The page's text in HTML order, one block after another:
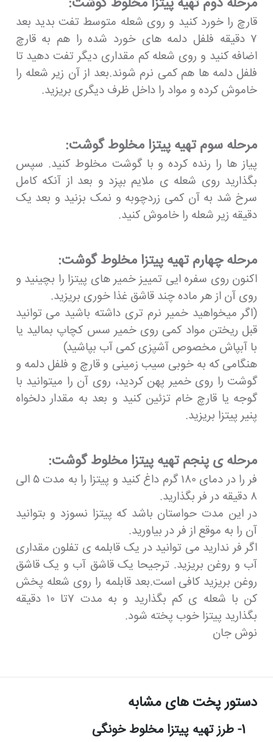
قارچ را خورد کنید و روی شعله متوسط تفت بدید بعد
۷ دقیقه فلفل دلمه های خورد شده را هم به قارچ
اضافه کنید و روی شعله کم مقداری دیگر تفت دهید تا
فلفل دلمه ها هم کمی نرم شوند.بعد از آن زیر شعله را
خاموش کرده و مواد را داخل ظرف دیگری بریزید.
مرحله سوم تهیه پیتزا مخلوط گوشت:
پیاز ها را رنده کرده و با گوشت مخلوط کنید. سپس
بگذارید روی شعله ی ملایم بپزد و بعد از آنکه کامل
سرخ شد به آن کمی زردچوبه و نمک بزنید و بعد یک
دقیقه زیر شعله را خاموش کنید.
مرحله چهارم تهیه پیتزا مخلوط گوشت:
اکنون روی سفره ایی تمییز خمیر های پیتزا را بچینید و
روی آن از هر ماده چند قاشق غذا خوری بریزید.
(اگر میخواهید خمیر نرم تری داشته باشید می توانید
قبل ریختن مواد کمی روی خمیر سس کچاپ بمالید یا
با آبپاش مخصوص آشپزی کمی آب بپاشید)
هنگامی که به خوبی سیب زمینی و قارچ و فلفل دلمه و
گوشت را روی خمیر پهن کردید، روی آن را میتوانید با
گوجه یا قارچ خام تزئین کنید و بعد به مقدار دلخواه
پنیر پیتزا بریزید.
مرحله ی پنجم تهیه پیتزا مخلوط گوشت:
فر را در دمای ۱۸۰ گرم داغ کنید و پیتزا را به مدت ۵ الی
۸ دقیقه در فر بگذارید.
در این مدت حواستان باشد که پیتزا نسوزد و بتوانید
آن را به موقع از فر در بیاورید.
اگر فر ندارید می توانید در یک قابلمه ی تفلون مقداری
آب و روغن بریزید. ترجیحا یک قاشق آب و یک قاشق
روغن بریزید کافی است.بعد قابلمه را روی شعله پخش
کن با شعله ی کم بگذارید و به مدت ۷تا ۱۰ دقیقه
بگذارید پیتزا خوب پخته شود.
نوش جان
دستور پخت های مشابه
1- طرز تهیه پیتزا مخلوط خونگی